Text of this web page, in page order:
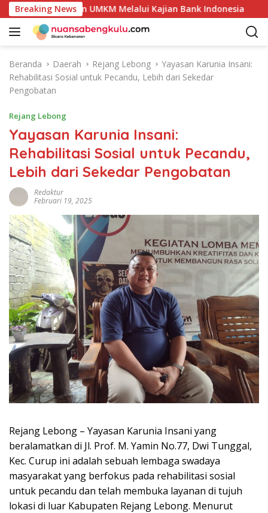
a
Breaking News
Unggulan UMKM Melalui Kajian Bank Indonesia
Beranda Daerah Rejang Lebong
Yayasan Karunia Insani:
Rehabilitasi Sosial untuk Pecandu, Lebih dari Sekedar
Pengobatan
Rejang Lebong
Yayasan Karunia Insani:
Rehabilitasi Sosial untuk Pecandu,
Lebih dari Sekedar Pengobatan
Redaktur
Februari 19, 2025
Rejang Lebong – Yayasan Karunia Insani yang
beralamatkan di Jl. Prof. M. Yamin No.77, Dwi Tunggal,
Kec. Curup ini adalah sebuah lembaga swadaya
masyarakat yang berfokus pada rehabilitasi sosial
untuk pecandu dan telah membuka layanan di tujuh
lokasi di luar Kabupaten Rejang Lebong. Menurut